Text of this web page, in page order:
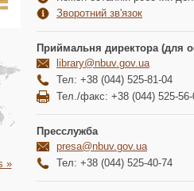
»
Зворотний зв'язок
Приймальня директора (для
library@nbuv.gov.ua
Тел: +38 (044) 525-81-04
Тел./факс: +38 (044) 525-56-
Пресслужба
presa@nbuv.gov.ua
Тел: +38 (044) 525-40-74